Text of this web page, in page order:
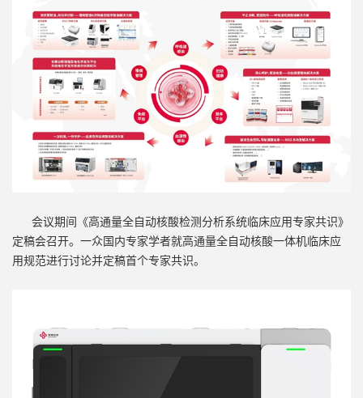
会议期间《高通量全自动核酸检测分析系统临床应用专家共识》
定稿会召开。一众国内专家学者就高通量全自动核酸一体机临床应
用规范进行讨论并定稿首个专家共识。